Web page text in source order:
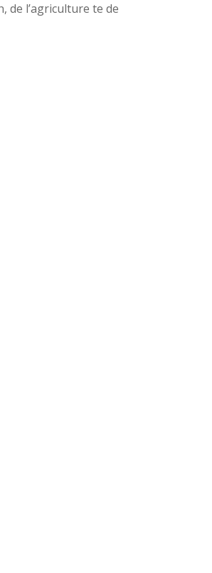
de l’agriculture te de